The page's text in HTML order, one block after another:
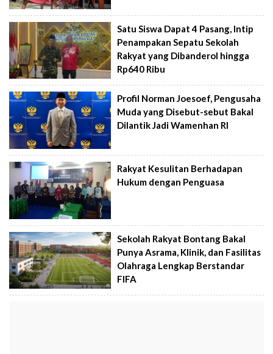
Satu Siswa Dapat 4 Pasang, Intip
Penampakan Sepatu Sekolah
Rakyat yang Dibanderol hingga
Rp640 Ribu
Profil Norman Joesoef, Pengusaha
Muda yang Disebut-sebut Bakal
Dilantik Jadi Wamenhan RI
Rakyat Kesulitan Berhadapan
Hukum dengan Penguasa
Sekolah Rakyat Bontang Bakal
Punya Asrama, Klinik, dan Fasilitas
Olahraga Lengkap Berstandar
FIFA